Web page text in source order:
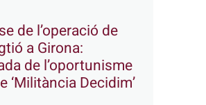
de l’operació de
a Girona:
de l’oportunisme
‘Militància Decidim’